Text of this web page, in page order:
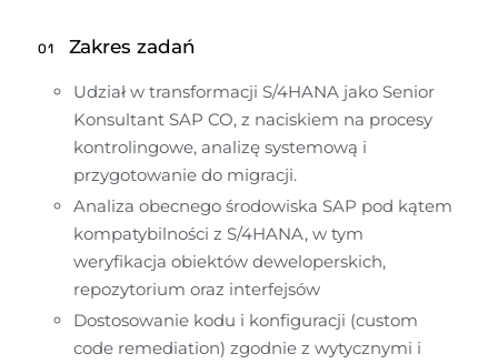
01 Zakres zadań
Udział w transformacji S/4HANA jako Senior
Konsultant SAP CO, z naciskiem na procesy
kontrolingowe, analizę systemową i
przygotowanie do migracji.
Analiza obecnego środowiska SAP pod kątem
kompatybilności z S/4HANA, w tym
weryfikacja obiektów deweloperskich,
repozytorium oraz interfejsów
Dostosowanie kodu i konfiguracji (custom
code remediation) zgodnie z wytycznymi i